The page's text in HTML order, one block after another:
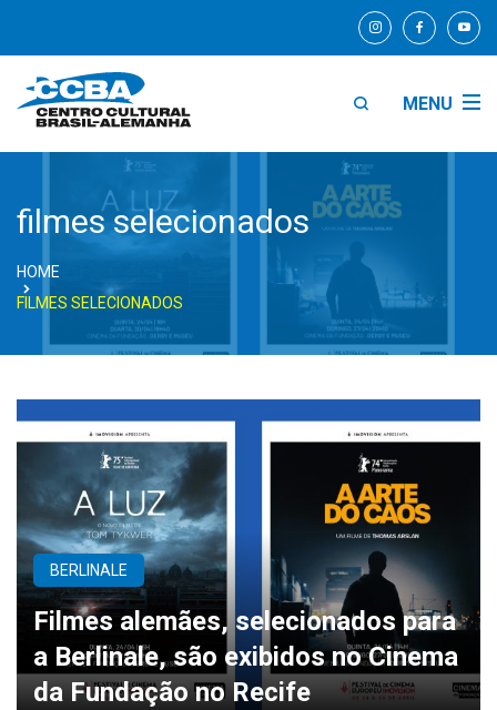
MENU
filmes selecionados
HOME
FILMES SELECIONADOS
BERLINALE
Filmes alemães, selecionados para
a Berlinale, são exibidos no Cinema
da Fundação no Recife